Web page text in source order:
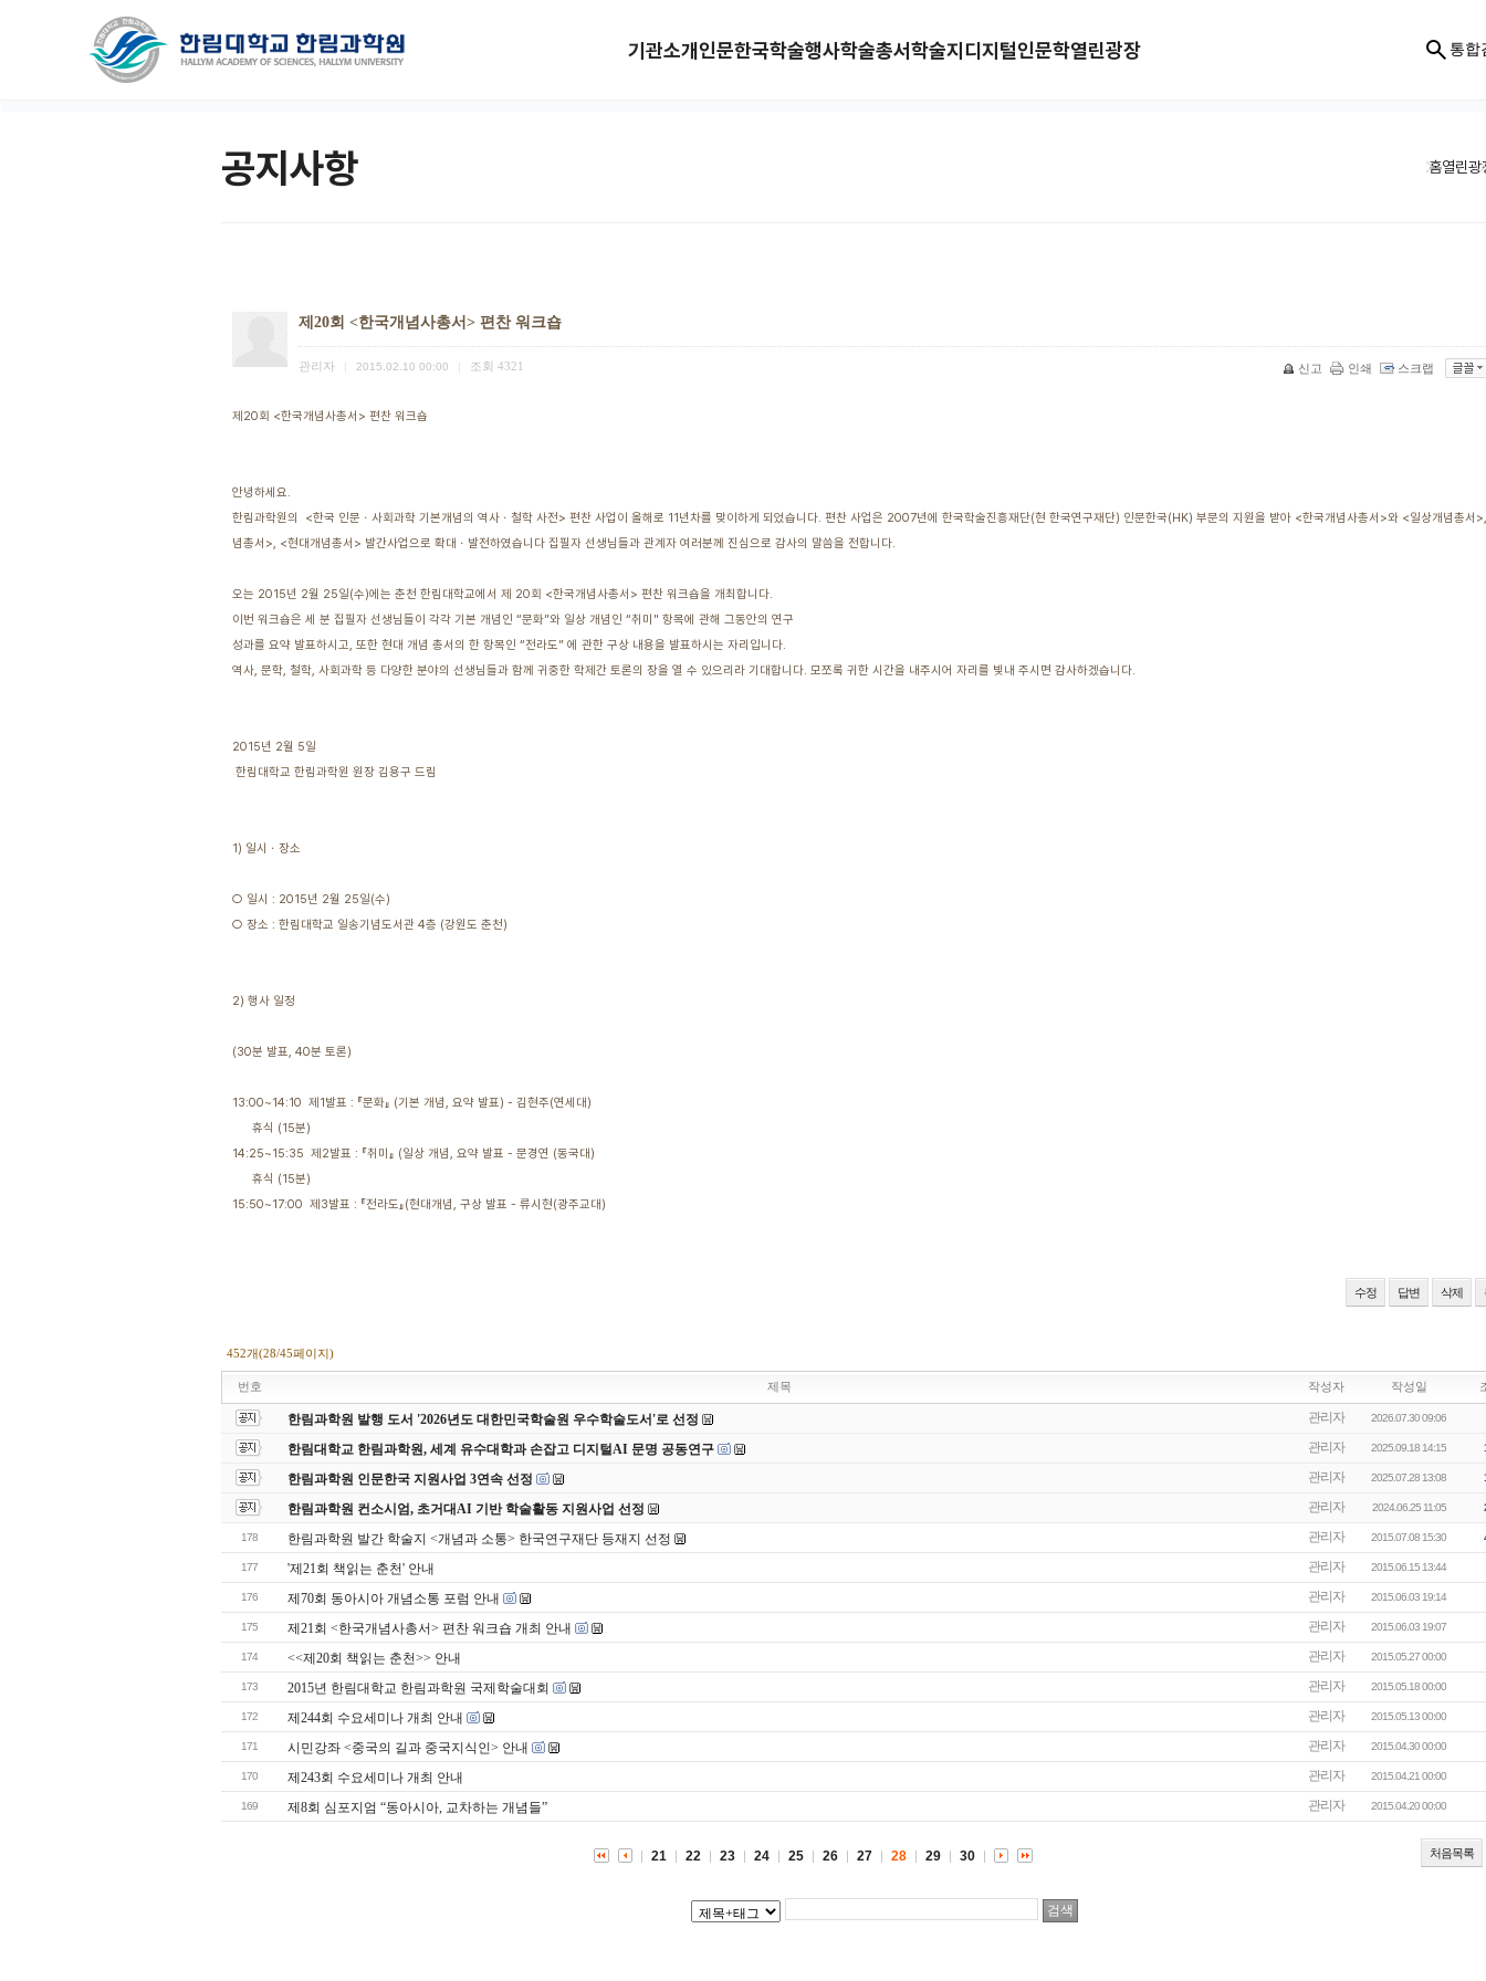
기관소개인문한국학술행사학술총서학술지디지털인문학열린광장 통합
공지사항 홈열린광
제20회 <한국개념사총서> 편찬 워크숍
관리자 2015.02.10 00:00 조회 4321 신고 인쇄 스크랩
제20회 <한국개념사총서> 편찬 워크숍
안녕하세요.
한림과학원의 <한국 인문ㆍ사회과학 기본개념의 역사ㆍ철학 사전> 편찬 사업이 올해로 11년차를 맞이하게 되었습니다. 편찬 사업은 2007년에 한국학술진흥재단(현 한국연구재단) 인문한국(HK) 부문의 지원을 받아 <한국개념사총서>와 <일상개념총서
념총서>, <현대개념총서> 발간사업으로 확대ㆍ발전하였습니다 집필자 선생님들과 관계자 여러분께 진심으로 감사의 말씀을 전합니다.
오는 2015년 2월 25일(수)에는 춘천 한림대학교에서 제 20회 <한국개념사총서> 편찬 워크숍을 개최합니다.
이번 워크숍은 세 분 집필자 선생님들이 각각 기본 개념인 “문화”와 일상 개념인 “취미" 항목에 관해 그동안의 연구
성과를 요약 발표하시고, 또한 현대 개념 총서의 한 항목인 “전라도” 에 관한 구상 내용을 발표하시는 자리입니다.
역사, 문학, 철학, 사회과학 등 다양한 분야의 선생님들과 함께 귀중한 학제간 토론의 장을 열 수 있으리라 기대합니다. 모쪼록 귀한 시간을 내주시어 자리를 빛내 주시면 감사하겠습니다.
2015년 2월 5일
한림대학교 한림과학원 원장 김용구 드림
1) 일시ㆍ장소
○ 일시 : 2015년 2월 25일(수)
○ 장소 : 한림대학교 일송기념도서관 4층 (강원도 춘천)
2) 행사 일정
(30분 발표, 40분 토론)
13:00~14:10 제1발표 : 『문화』 (기본 개념, 요약 발표) - 김현주(연세대)
휴식 (15분)
14:25~15:35 제2발표 : 『취미』 (일상 개념, 요약 발표 - 문경연 (동국대)
휴식 (15분)
15:50~17:00 제3발표 : 『전라도』(현대개념, 구상 발표 - 류시현(광주교대)
수정 답변 삭제
452개(28/45페이지)
번호 제목 작성자 작성일
한림과학원 발행 도서 '2026년도 대한민국학술원 우수학술도서'로 선정 관리자 2026.07.30 09:06
한림대학교 한림과학원, 세계 유수대학과 손잡고 디지털AI 문명 공동연구 관리자 2025.09.18 14:15
한림과학원 인문한국 지원사업 3연속 선정 관리자 2025.07.28 13:08
한림과학원 컨소시엄, 초거대AI 기반 학술활동 지원사업 선정 관리자 2024.06.25 11:05
178 한림과학원 발간 학술지 <개념과 소통> 한국연구재단 등재지 선정 관리자 2015.07.08 15:30
177 '제21회 책읽는 춘천' 안내 관리자 2015.06.15 13:44
176 제70회 동아시아 개념소통 포럼 안내 관리자 2015.06.03 19:14
175 제21회 <한국개념사총서> 편찬 워크숍 개최 안내 관리자 2015.06.03 19:07
174 <<제20회 책읽는 춘천>> 안내 관리자 2015.05.27 00:00
173 2015년 한림대학교 한림과학원 국제학술대회 관리자 2015.05.18 00:00
172 제244회 수요세미나 개최 안내 관리자 2015.05.13 00:00
171 시민강좌 <중국의 길과 중국지식인> 안내 관리자 2015.04.30 00:00
170 제243회 수요세미나 개최 안내 관리자 2015.04.21 00:00
169 제8회 심포지엄 “동아시아, 교차하는 개념들” 관리자 2015.04.20 00:00
처음목록
21 22 23 24 25 26 27 28 29 30